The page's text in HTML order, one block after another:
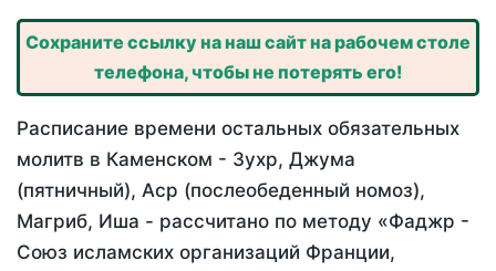
Сохраните ссылку на наш сайт на рабочем столе
телефона, чтобы не потерять его!
Расписание времени остальных обязательных
молитв в Каменском - Зухр, Джума
(пятничный), Аср (послеобеденный номоз),
Магриб, Иша - рассчитано по методу «Фаджр -
Союз исламских организаций Франции,